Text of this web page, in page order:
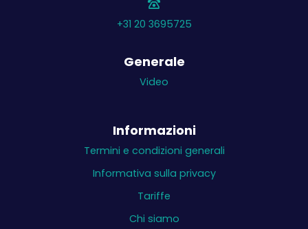
+31 20 3695725
Generale
Video
Informazioni
Termini e condizioni generali
Informativa sulla privacy
Tariffe
Chi siamo